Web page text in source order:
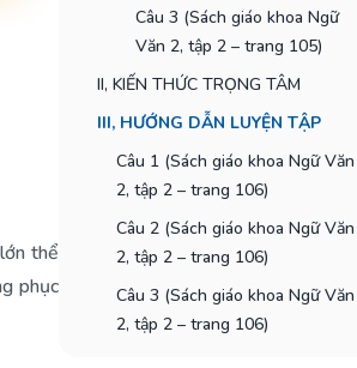
thể
phục
Câu 3 (Sách giáo khoa Ngữ
Văn 2, tập 2 – trang 105)
II, KIẾN THỨC TRỌNG TÂM
III, HƯỚNG DẪN LUYỆN TẬP
Câu 1 (Sách giáo khoa Ngữ Văn
2, tập 2 – trang 106)
Câu 2 (Sách giáo khoa Ngữ Văn
2, tập 2 – trang 106)
Câu 3 (Sách giáo khoa Ngữ Văn
2, tập 2 – trang 106)